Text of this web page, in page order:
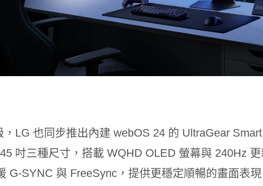
，LG 也同步推出內建 webOS 24 的 UltraGear
吋三種尺寸，搭載 WQHD OLED 螢幕與 240Hz
G-SYNC 與 FreeSync，提供更穩定順暢的畫面表